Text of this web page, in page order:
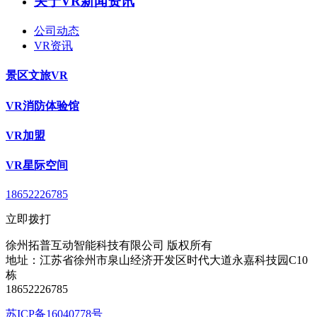
公司动态
VR资讯
景区文旅VR
VR消防体验馆
VR加盟
VR星际空间
18652226785
立即拨打
徐州拓普互动智能科技有限公司 版权所有
地址：江苏省徐州市泉山经济开发区时代大道永嘉科技园C10
栋
18652226785
苏ICP备16040778号